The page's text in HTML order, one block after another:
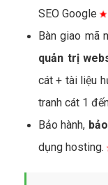
SEO Google
Bàn giao mã
quản trị
cát + tài liệu
tranh cát 1
Bảo hành,
dụng hosting.